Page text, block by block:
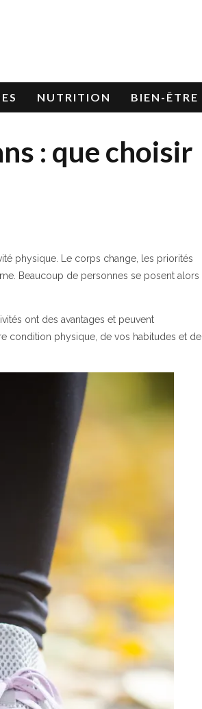
NUTRITION BIEN-ÊTRE
: que choisir
physique. Le corps change, les priorités
Beaucoup de personnes se posent alors
ont des avantages et peuvent
condition physique, de vos habitudes et de